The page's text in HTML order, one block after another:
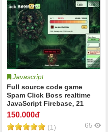
Javascript
Full source code game
Spam Click Boss realtime
JavaScript Firebase, 21
boss, phòng chơi, bảng xếp
hạng
150.000đ
(1) 65